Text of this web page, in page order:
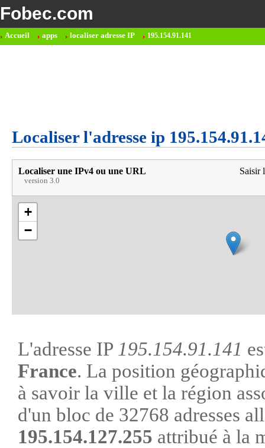
Fobec.com
Accueil apps localiser adresse IP 195.154.91.141
Localiser l'adresse ip
Localiser une IPv4 ou une URL
version 3.0
Saisir
+
−
L'adresse IP 195.154.91.141
France. La position
à savoir la ville et la région
d'un bloc de 32768 adresses
195.154.127.255 attribué à la